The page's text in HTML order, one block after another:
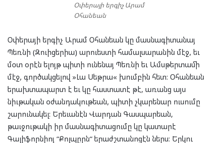
Օփերայի երգիչ Արամ
Օհանեան
Օփերայի երգիչ Արամ Օհանեան կը մասնագիտանայ
Պեռնի (Զուիցերիա) արուեստի համալսարանին մէջ, եւ
մօտ օրէն ելոյթ պիտի ունենայ Պեռնի եւ Ամսթերտամի
մէջ, գործակցելով »Լա Սեթրա« խումբին հետ: Օհանեան
երախտապարտ է եւ կը հաստատէ թէ, առանց այս
նիւթական օժանդակութեան, պիտի չկարենար ուսումը
շարունակել: Երեւանէն Վարդան Գասպարեան,
թաւջութակի իր մասնագիտացումը կը կատարէ
Գալիֆորնիոյ “Քոլպըրն“ երաժշտանոցէն ներս: Երկու